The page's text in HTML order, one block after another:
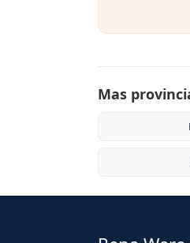
Mas